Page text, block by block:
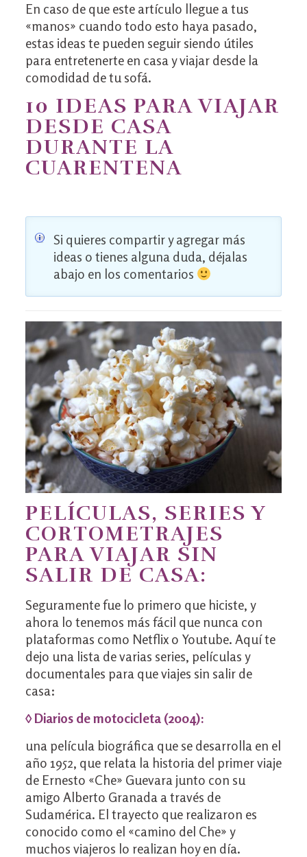
En caso de que este artículo llegue a tus
«manos» cuando todo esto haya pasado,
estas ideas te pueden seguir siendo útiles
para entretenerte en casa y viajar desde la
comodidad de tu sofá.
10 IDEAS PARA VIAJAR
DESDE CASA
DURANTE LA
CUARENTENA
Si quieres compartir y agregar más
ideas o tienes alguna duda, déjalas
abajo en los comentarios
PELÍCULAS, SERIES Y
CORTOMETRAJES
PARA VIAJAR SIN
SALIR DE CASA:
Seguramente fue lo primero que hiciste, y
ahora lo tenemos más fácil que nunca con
plataformas como Netflix o Youtube. Aquí te
dejo una lista de varias series, películas y
documentales para que viajes sin salir de
casa:
◊ Diarios de motocicleta (2004):
una película biográfica que se desarrolla en el
año 1952, que relata la historia del primer viaje
de Ernesto «Che» Guevara junto con su
amigo Alberto Granada a través de
Sudamérica. El trayecto que realizaron es
conocido como el «camino del Che» y
muchos viajeros lo realizan hoy en día.